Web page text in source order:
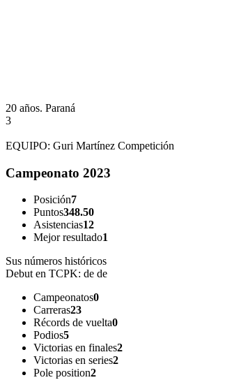
20 años. Paraná
3
EQUIPO: Guri Martínez Competición
Campeonato 2023
Posición7
Puntos348.50
Asistencias12
Mejor resultado1
Sus números históricos
Debut en TCPK: de de
Campeonatos0
Carreras23
Récords de vuelta0
Podios5
Victorias en finales2
Victorias en series2
Pole position2